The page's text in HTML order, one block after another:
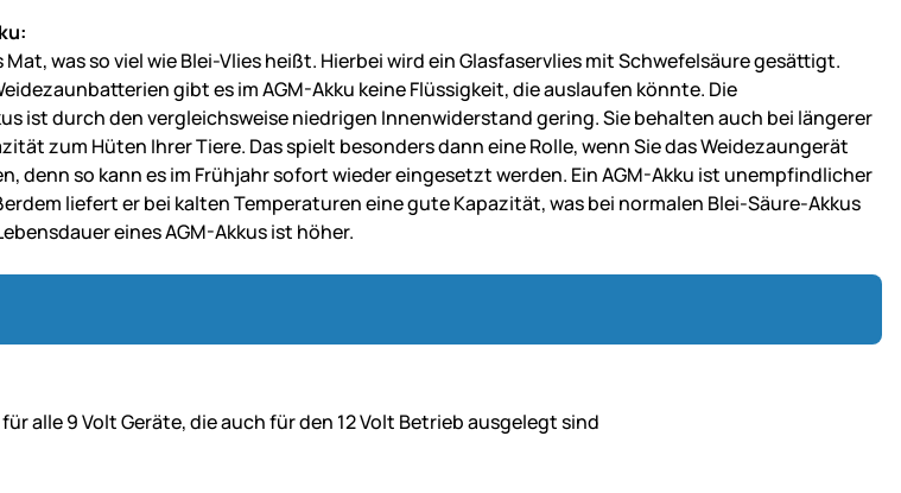
was so viel wie Blei-Vlies heißt. Hierbei wird ein Glasfaservlies mit Schwefelsäure gesättigt.
gibt es im AGM-Akku keine Flüssigkeit, die auslaufen könnte. Die
ist durch den vergleichsweise niedrigen Innenwiderstand gering. Sie behalten auch bei längerer
zum Hüten Ihrer Tiere. Das spielt besonders dann eine Rolle, wenn Sie das Weidezaungerät
denn so kann es im Frühjahr sofort wieder eingesetzt werden. Ein AGM-Akku ist unempfindlicher
liefert er bei kalten Temperaturen eine gute Kapazität, was bei normalen Blei-Säure-Akkus
eines AGM-Akkus ist höher.
alle 9 Volt Geräte, die auch für den 12 Volt Betrieb ausgelegt sind